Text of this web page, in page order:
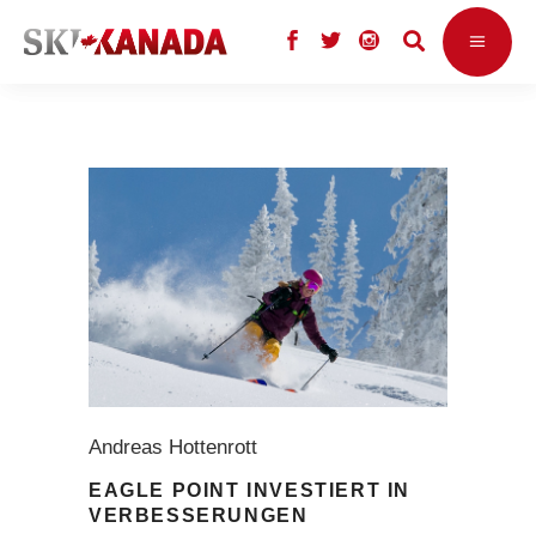
Andreas Hottenrott
EAGLE POINT INVESTIERT IN
VERBESSERUNGEN